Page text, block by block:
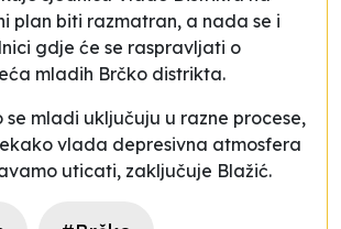
plan biti razmatran, a nada se i
gdje će se raspravljati o
mladih Brčko distrikta.
se mladi uključuju u razne procese,
vlada depresivna atmosfera
uticati, zaključuje Blažić.